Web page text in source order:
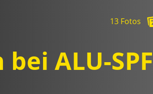
13 Fotos
ALU-